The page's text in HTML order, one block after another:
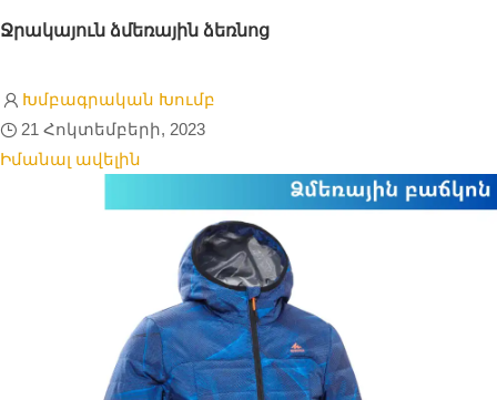
Ջրակայուն ձմեռային ձեռնոց
Խմբագրական Խումբ
21 Հոկտեմբերի, 2023
Իմանալ ավելին